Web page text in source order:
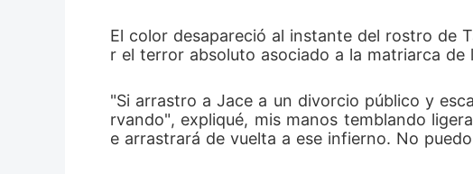
El color desapareció al instante del rostro de
r el terror absoluto asociado a la matriarca de
"Si arrastro a Jace a un divorcio público y
rvando", expliqué, mis manos temblando
e arrastrará de vuelta a ese infierno. No